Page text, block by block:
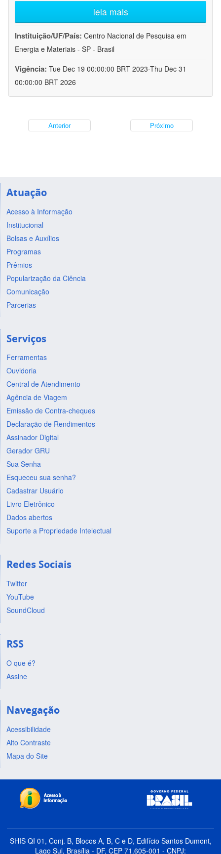
leia mais
Instituição/UF/País: Centro Nacional de Pesquisa em
Energia e Materiais - SP - Brasil
Vigência: Tue Dec 19 00:00:00 BRT 2023-Thu Dec 31
00:00:00 BRT 2026
Anterior Próximo
Atuação
Acesso à Informação
Institucional
Bolsas e Auxílios
Programas
Prêmios
Popularização da Ciência
Comunicação
Parcerias
Serviços
Ferramentas
Ouvidoria
Central de Atendimento
Agência de Viagem
Emissão de Contra-cheques
Declaração de Rendimentos
Assinador Digital
Gerador GRU
Sua Senha
Esqueceu sua senha?
Cadastrar Usuário
Livro Eletrônico
Dados abertos
Suporte a Propriedade Intelectual
Redes Sociais
Twitter
YouTube
SoundCloud
RSS
O que é?
Assine
Navegação
Acessibilidade
Alto Contraste
Mapa do Site
SHIS QI 01, Conj. B, Blocos A, B, C e D, Edifício Santos Dumont,
Lago Sul, Brasília - DF, CEP 71.605-001 - CNPJ: